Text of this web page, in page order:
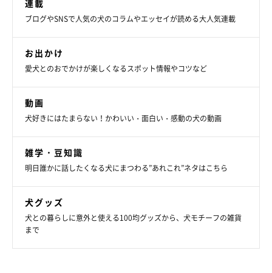
連載
ブログやSNSで人気の犬のコラムやエッセイが読める大人気連載
お出かけ
愛犬とのおでかけが楽しくなるスポット情報やコツなど
動画
犬好きにはたまらない！かわいい・面白い・感動の犬の動画
雑学・豆知識
明日誰かに話したくなる犬にまつわる”あれこれ”ネタはこちら
犬グッズ
犬との暮らしに意外と使える100均グッズから、犬モチーフの雑貨
まで